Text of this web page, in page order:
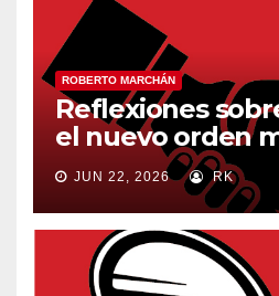
ROBERTO MARCHÁN
Reflexiones
el nuevo orden
JUN 22, 2026 RK